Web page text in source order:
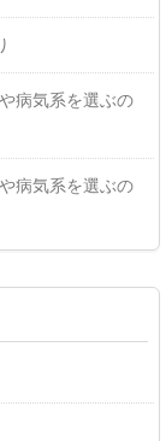
病気系を選ぶの
病気系を選ぶの